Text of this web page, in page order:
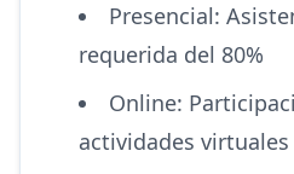
Presencial:
requerida del 80%
Online:
actividades virtuales